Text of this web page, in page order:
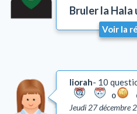
Talith et Téfilines
Emouna (foi en D.)
Chalom Baït
Education
Bruler la Hala
Voir la
liorah 10
0
Jeudi 27 décembre